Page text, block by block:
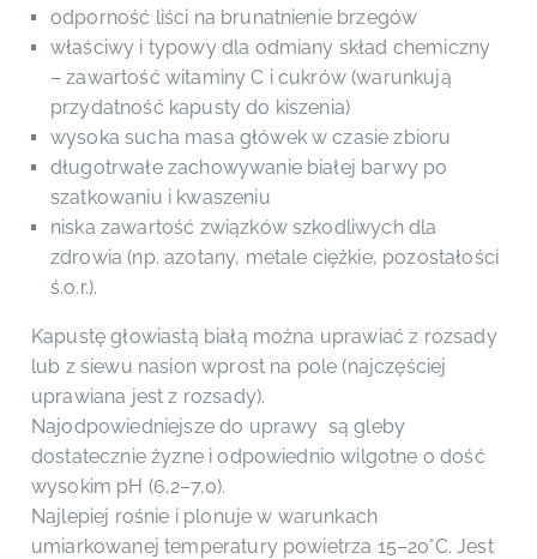
odporność liści na brunatnienie brzegów
właściwy i typowy dla odmiany skład chemiczny
– zawartość witaminy C i cukrów (warunkują
przydatność kapusty do kiszenia)
wysoka sucha masa główek w czasie zbioru
długotrwałe zachowywanie białej barwy po
szatkowaniu i kwaszeniu
niska zawartość związków szkodliwych dla
zdrowia (np. azotany, metale ciężkie, pozostałości
ś.o.r.).
Kapustę głowiastą białą można uprawiać z rozsady
lub z siewu nasion wprost na pole (najczęściej
uprawiana jest z rozsady).
Najodpowiedniejsze do uprawy są gleby
dostatecznie żyzne i odpowiednio wilgotne o dość
wysokim pH (6,2–7,0).
Najlepiej rośnie i plonuje w warunkach
umiarkowanej temperatury powietrza 15–20°C. Jest